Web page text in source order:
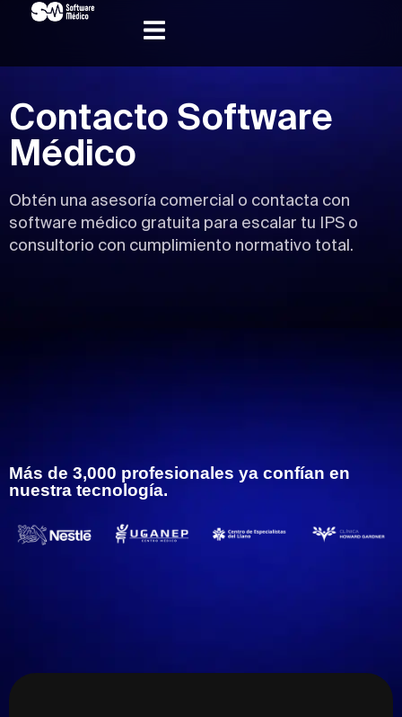
Contacto Software
Médico
Obtén una asesoría comercial o contacta con
software médico gratuita para escalar tu IPS o
consultorio con cumplimiento normativo total.
Más de 3,000 profesionales ya confían en
nuestra tecnología.